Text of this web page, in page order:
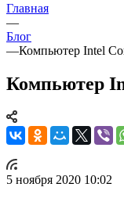
Главная
—
Блог
—Компьютер Intel
Компьютер
5 ноября 2020 10:02